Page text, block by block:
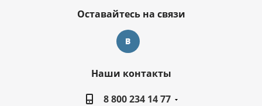
Оставайтесь на связи
Наши контакты
8 800 234 14 77